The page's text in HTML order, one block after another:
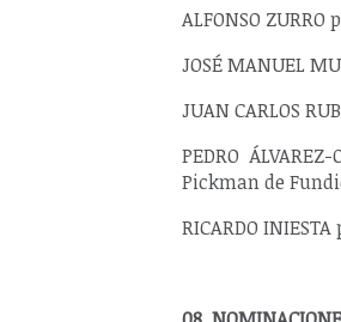
ALFONSO
JOSÉ MANUEL
JUAN CARLOS
PEDRO
Pickman de
RICARDO